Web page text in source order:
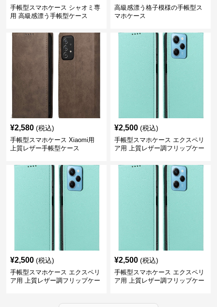
手帳型スマホケース シャオミ専
用 高級感漂う手帳型ケース
高級感漂う格子模様の手帳型ス
マホケース
¥2,580 (税込)
手帳型スマホケース Xiaomi用
上質レザー手帳型ケース
¥2,500 (税込)
手帳型スマホケース エクスペリ
ア用 上質レザー調フリップケー
¥2,500 (税込)
手帳型スマホケース エクスペリ
ア用 上質レザー調フリップケー
¥2,500 (税込)
手帳型スマホケース エクスペリ
ア用 上質レザー調フリップケー